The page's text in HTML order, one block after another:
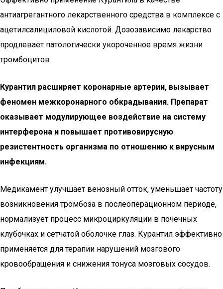
антиагрегантного лекарственного средства в комплексе с
ацетилсалициловой кислотой. Дозозависимо лекарство
продлевает патологически укороченное время жизни
тромбоцитов.
Курантил расширяет коронарные артерии, вызывает
феномен межкоронарного обкрадывания. Препарат
оказывает модулирующее воздействие на систему
интерферона и повышает противовирусную
резистентность организма по отношению к вирусным
инфекциям.
Медикамент улучшает венозный отток, уменьшает частоту
возникновения тромбоза в послеоперационном периоде,
нормализует процесс микроциркуляции в почечных
клубочках и сетчатой оболочке глаз. Курантил эффективно
применяется для терапии нарушений мозгового
кровообращения и снижения тонуса мозговых сосудов.